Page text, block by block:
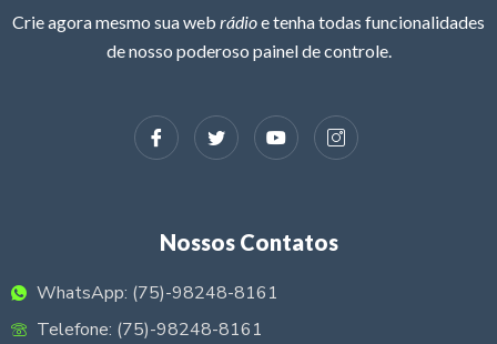
Crie agora mesmo sua web rádioe tenha todas funcionalidades
de nosso poderoso painel de controle.
Nossos Contatos
WhatsApp: (75)-98248-8161
Telefone: (75)-98248-8161